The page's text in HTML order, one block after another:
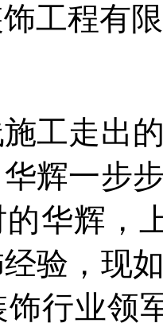
工程有
工走出
辉一步
的华辉，
验，现
行业领